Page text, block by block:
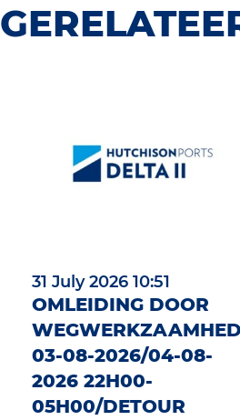
31 July 2026 10:51
OMLEIDING DOOR
03-08-2026/04-08-
2026 22H00-
05H00/DETOUR